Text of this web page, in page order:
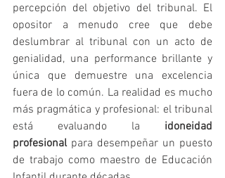
percepción del objetivo del tribunal. El
opositor a menudo cree que debe
deslumbrar al tribunal con un acto de
genialidad, una performance brillante y
única que demuestre una excelencia
fuera de lo común. La realidad es mucho
más pragmática y profesional: el tribunal
está evaluando la idoneidad
profesional para desempeñar un puesto
de trabajo como maestro de Educación